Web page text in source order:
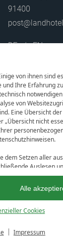
von ihnen sind
Ihre Erfahrung
von
Eine Übersicht
„Übersicht nicht
dem Setzen aller
Auslesen
Daten (z.B.
Falls Sie damit nicht
essenzielle
nicht
dieser Website
können Sie Ihre
Alle
Cookies
Impressum
91400
DE EN
AGB